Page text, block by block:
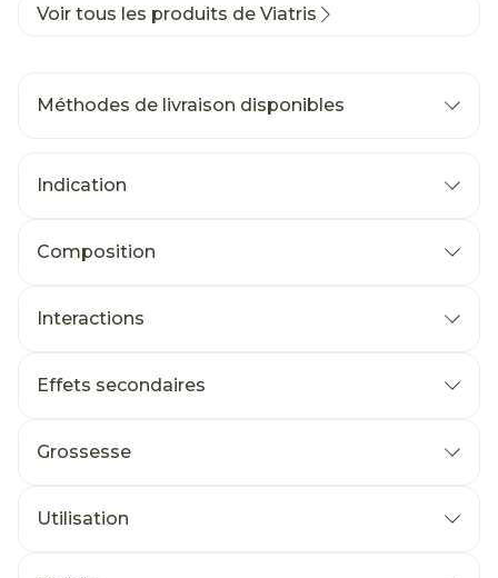
Voir tous les produits de Viatris
Méthodes de livraison disponibles
Indication
Composition
Interactions
Effets secondaires
Grossesse
Utilisation